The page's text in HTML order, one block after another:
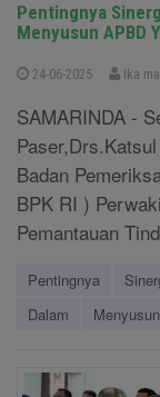
Pentingnya
Menyusun APBD
24-06-2025 Ika
SAMARINDA -
Badan
BPK RI )
Pemantauan
Pentingnya
Dalam
Menyusun